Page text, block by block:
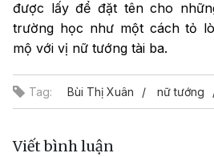
được lấy để đặt tên cho
trường học như một cách tỏ
mộ với vị nữ tướng tài ba.
Tag: Bùi Thị Xuân nữ tướng
Viết bình luận